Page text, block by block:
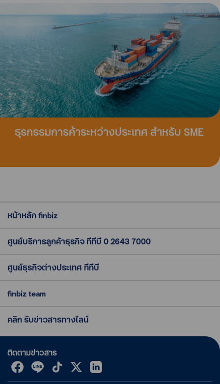
ธุรกรรมการค้าระหว่างประเทศ สำหรับ SME
หน้าหลัก finbiz
ศูนย์บริการลูกค้าธุรกิจ ทีทีบี 0 2643 7000
ศูนย์ธุรกิจต่างประเทศ ทีทีบี
finbiz team
คลิก รับข่าวสารทางไลน์
ติดตามข่าวสาร